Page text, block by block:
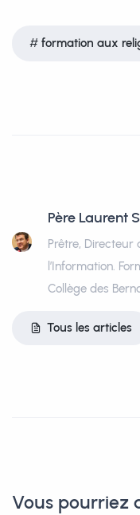
formation aux
Père Laurent
Prêtre, Directeur
l’Information.
Collège des
Tous les articles
Vous pourriez